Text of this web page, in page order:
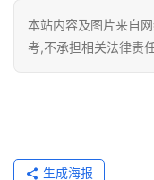
庭
院
门
登录
本站内容及图片来自
考,不承担相关法律责
生成海报